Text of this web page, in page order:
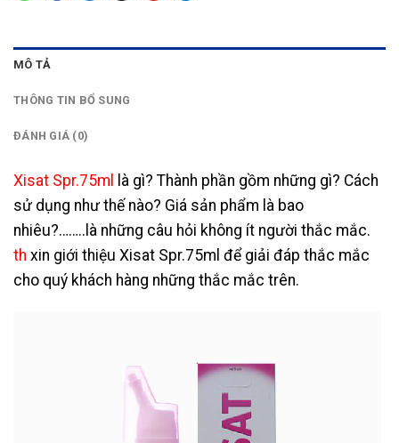
MÔ TẢ
THÔNG TIN BỔ SUNG
ĐÁNH GIÁ (0)
Xisat Spr.75ml
là gì? Thành phần gồm những gì? Cách
sử dụng như thế nào? Giá sản phẩm là bao
nhiêu?……..là những câu hỏi không ít người thắc mắc.
th xin giới thiệu Xisat Spr.75ml để giải đáp thắc mắc
cho quý khách hàng những thắc mắc trên.